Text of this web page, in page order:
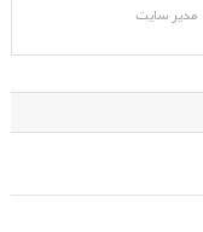
مدیر سایت